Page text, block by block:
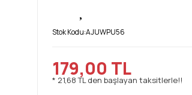
Stok Kodu:AJUWPU56
179,00 TL
* 21,68 TL den başlayan taksitlerle!!